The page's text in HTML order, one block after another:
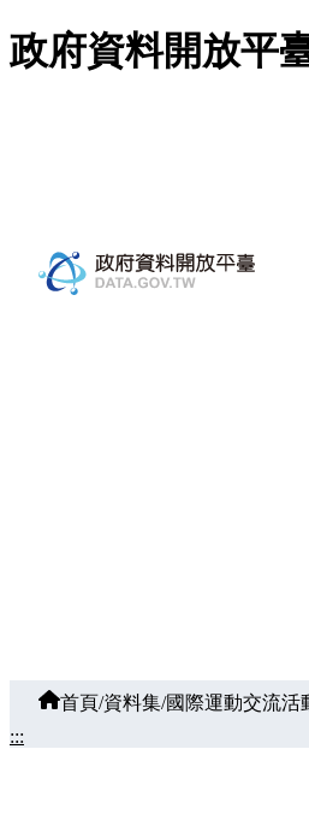
跳至主要內容
政府資料開放平
首頁/資料集/國際運動交流活
:::